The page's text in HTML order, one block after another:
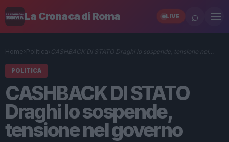
La Cronaca di Roma LIVE ⌕
Home› Politica› CASHBACK DI STATO Draghi lo sospende, tensione nel…
POLITICA
CASHBACK DI STATO
Draghi lo sospende,
tensione nel governo